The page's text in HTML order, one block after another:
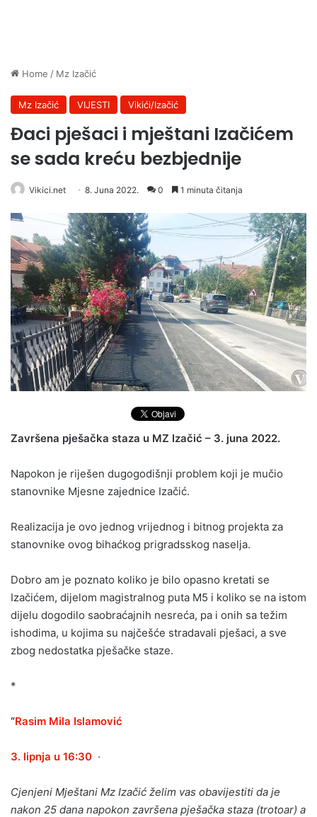
Home / Mz Izačić
Mz Izačić VIJESTI Vikići/Izačić
Đaci pješaci i mještani Izačićem
se sada kreću bezbjednije
Vikici.net 8. Juna 2022. 0 1 minuta čitanja
Završena pješačka staza u MZ Izačić – 3. juna 2022.
Napokon je riješen dugogodišnji problem koji je mučio
stanovnike Mjesne zajednice Izačić.
Realizacija je ovo jednog vrijednog i bitnog projekta za
stanovnike ovog bihaćkog prigradsskog naselja.
Dobro am je poznato koliko je bilo opasno kretati se
Izačićem, dijelom magistralnog puta M5 i koliko se na istom
dijelu dogodilo saobraćajnih nesreća, pa i onih sa težim
ishodima, u kojima su najčešće stradavali pješaci, a sve
zbog nedostatka pješačke staze.
*
“Rasim Mila Islamović
3. lipnja u 16:30 ·
Cjenjeni Mještani Mz Izačić želim vas obavijestiti da je
nakon 25 dana napokon završena pješačka staza (trotoar) a